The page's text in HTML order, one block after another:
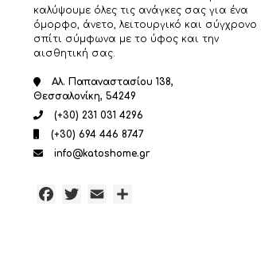
καλύψουμε όλες τις ανάγκες σας για ένα
όμορφο, άνετο, λειτουργικό και σύγχρονο
σπίτι σύμφωνα με το ύφος και την
αισθητική σας.
Αλ. Παπαναστασίου 138,
Θεσσαλονίκη, 54249
(+30) 231 031 4296
(+30) 694 446 8747
info@katoshome.gr
Facebook
TwitterEmail